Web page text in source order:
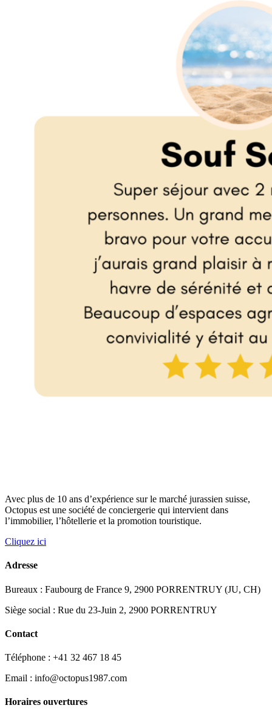
Avec plus de 10 ans d’expérience sur le marché jurassien suisse,
Octopus est une société de conciergerie qui intervient dans
l’immobilier, l’hôtellerie et la promotion touristique.
Cliquez ici
Adresse
Bureaux : Faubourg de France 9, 2900 PORRENTRUY (JU, CH)
Siège social : Rue du 23-Juin 2, 2900 PORRENTRUY
Contact
Téléphone : +41 32 467 18 45
Email : info@octopus1987.com
Horaires ouvertures